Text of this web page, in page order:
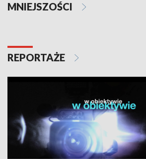
MNIEJSZOŚCI
REPORTAŻE